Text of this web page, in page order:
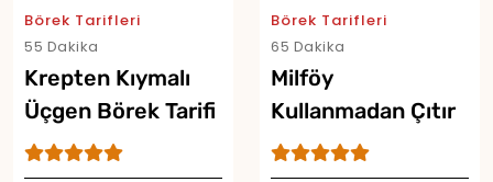
Börek Tarifleri
55 Dakika
Krepten Kıymalı
Üçgen Börek Tarifi
Börek Tarifleri
65 Dakika
Milföy
Kullanmadan Çıtır
Börek Tarifi